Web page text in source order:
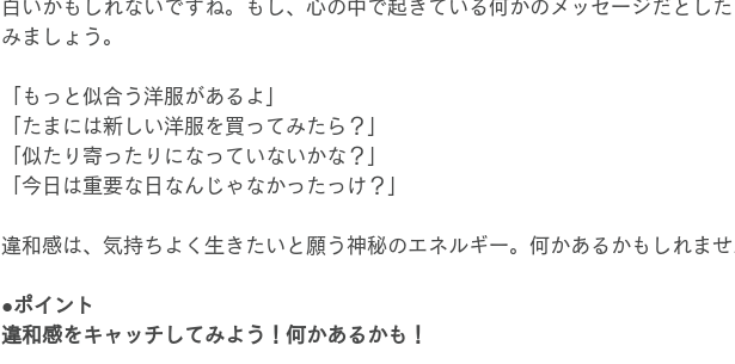
白いかもしれないですね。もし、心の中で起きている何かのメッセージだとし
みましょう。
「もっと似合う洋服があるよ」
「たまには新しい洋服を買ってみたら？」
「似たり寄ったりになっていないかな？」
「今日は重要な日なんじゃなかったっけ？」
違和感は、気持ちよく生きたいと願う神秘のエネルギー。何かあるかもしれま
●ポイント
違和感をキャッチしてみよう！何かあるかも！